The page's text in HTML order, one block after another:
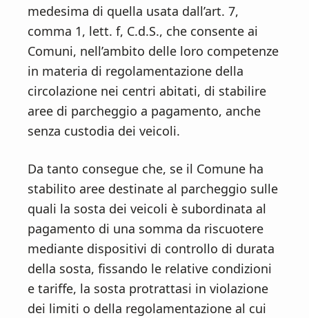
medesima di quella usata dall’art. 7,
comma 1, lett. f, C.d.S., che consente ai
Comuni, nell’ambito delle loro competenze
in materia di regolamentazione della
circolazione nei centri abitati, di stabilire
aree di parcheggio a pagamento, anche
senza custodia dei veicoli.
Da tanto consegue che, se il Comune ha
stabilito aree destinate al parcheggio sulle
quali la sosta dei veicoli è subordinata al
pagamento di una somma da riscuotere
mediante dispositivi di controllo di durata
della sosta, fissando le relative condizioni
e tariffe, la sosta protrattasi in violazione
dei limiti o della regolamentazione al cui